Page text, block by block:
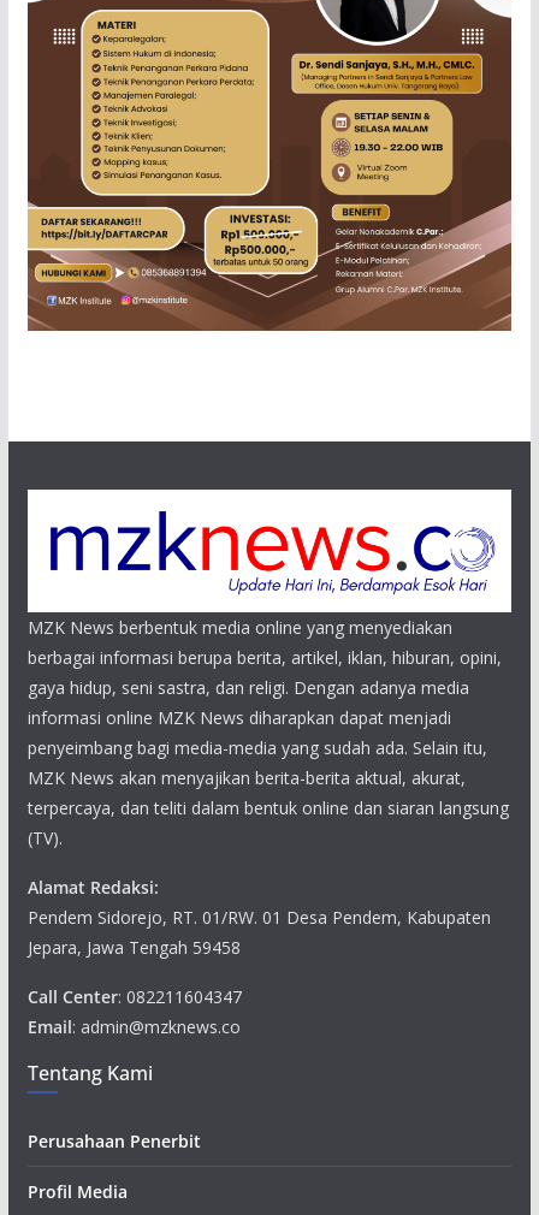
MZK News berbentuk media online yang menyediakan
berbagai informasi berupa berita, artikel, iklan, hiburan, opini,
gaya hidup, seni sastra, dan religi. Dengan adanya media
informasi online MZK News diharapkan dapat menjadi
penyeimbang bagi media-media yang sudah ada. Selain itu,
MZK News akan menyajikan berita-berita aktual, akurat,
terpercaya, dan teliti dalam bentuk online dan siaran langsung
(TV).
Alamat Redaksi:
Pendem Sidorejo, RT. 01/RW. 01 Desa Pendem, Kabupaten
Jepara, Jawa Tengah 59458
Call Center: 082211604347
Email: admin@mzknews.co
Tentang Kami
Perusahaan Penerbit
Profil Media